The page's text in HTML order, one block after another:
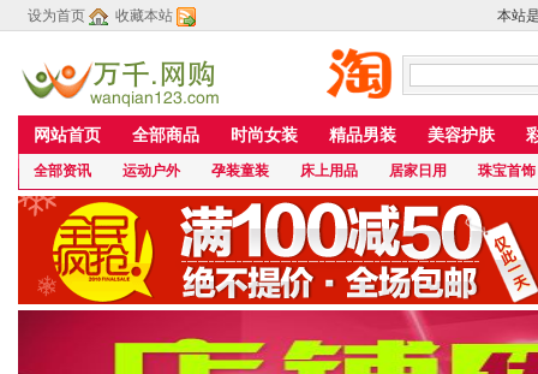
设为首页 收藏本站 本站
网站首页 全部商品 时尚女装 精品男装 美容护肤
全部资讯 运动户外 孕装童装 床上用品 居家日用 珠宝首饰